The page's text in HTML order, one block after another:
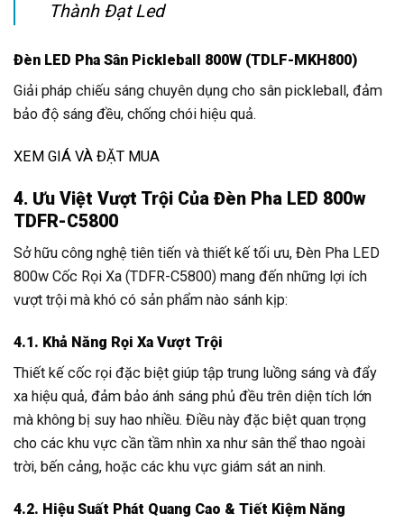
Thành Đạt Led
Đèn LED Pha Sân Pickleball 800W (TDLF-MKH800)
Giải pháp chiếu sáng chuyên dụng cho sân pickleball, đảm
bảo độ sáng đều, chống chói hiệu quả.
XEM GIÁ VÀ ĐẶT MUA
4. Ưu Việt Vượt Trội Của Đèn Pha LED 800w
TDFR-C5800
Sở hữu công nghệ tiên tiến và thiết kế tối ưu, Đèn Pha LED
800w Cốc Rọi Xa (TDFR-C5800) mang đến những lợi ích
vượt trội mà khó có sản phẩm nào sánh kịp:
4.1. Khả Năng Rọi Xa Vượt Trội
Thiết kế cốc rọi đặc biệt giúp tập trung luồng sáng và đẩy
xa hiệu quả, đảm bảo ánh sáng phủ đều trên diện tích lớn
mà không bị suy hao nhiều. Điều này đặc biệt quan trọng
cho các khu vực cần tầm nhìn xa như sân thể thao ngoài
trời, bến cảng, hoặc các khu vực giám sát an ninh.
4.2. Hiệu Suất Phát Quang Cao & Tiết Kiệm Năng